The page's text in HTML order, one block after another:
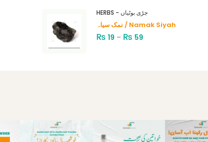
HERBS - جڑی بوٹیاں
نمک سیاہ / Namak Siyah
₨ 19 – ₨ 59